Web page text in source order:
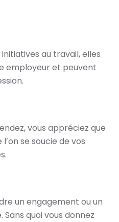
au travail, elles
employeur et peuvent
vous appréciez que
l’on se soucie de vos
un engagement ou un
quoi vous donnez